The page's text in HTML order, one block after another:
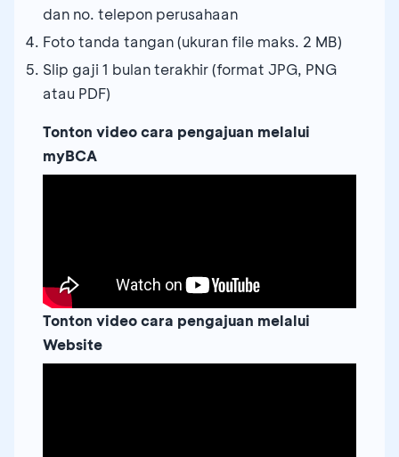
dan no. telepon perusahaan
Foto tanda tangan (ukuran file maks. 2 MB)
Slip gaji 1 bulan terakhir (format JPG, PNG
atau PDF)
Tonton video cara pengajuan melalui
myBCA
Tonton video cara pengajuan melalui
Website